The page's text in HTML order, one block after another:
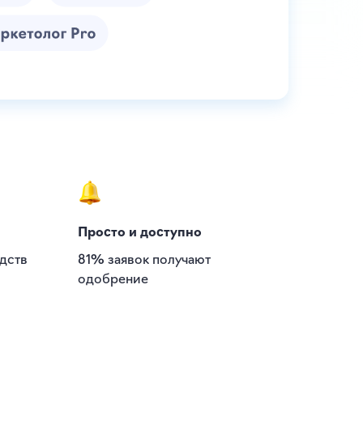
Просто и доступно
81% заявок получают
одобрение